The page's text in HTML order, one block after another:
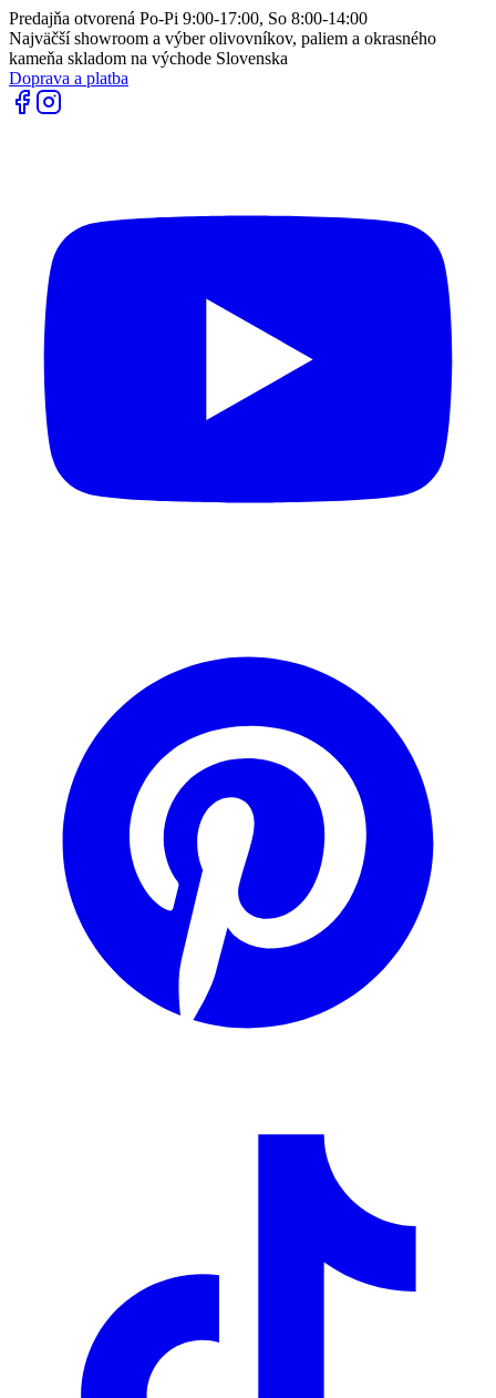
Predajňa otvorená Po-Pi 9:00-17:00, So 8:00-14:00
Najväčší showroom a výber olivovníkov, paliem a okrasného
kameňa skladom na východe Slovenska
Doprava a platba